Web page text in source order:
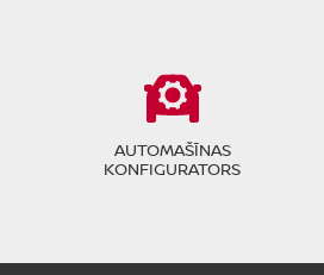
AUTOMAŠĪNAS
KONFIGURATORS